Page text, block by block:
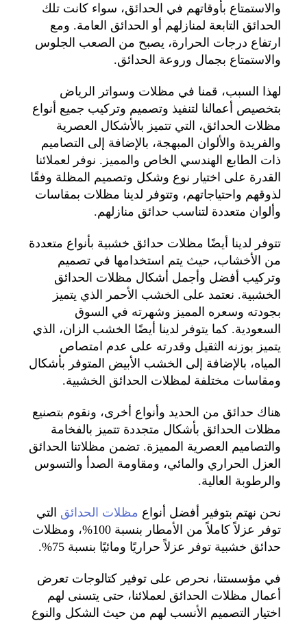
والاستمتاع بأوقاتهم في الحدائق، سواء كانت تلك
الحدائق التابعة لمنازلهم أو الحدائق العامة. ومع
ارتفاع درجات الحرارة، يصبح من الصعب الجلوس
والاستمتاع بجمال وروعة الحدائق.
لهذا السبب، قمنا في مظلات وسواتر الرياض
بتخصيص أعمالنا لتنفيذ وتصميم وتركيب جميع أنواع
مظلات الحدائق، التي تتميز بالأشكال العصرية
والفريدة والألوان المبهجة، بالإضافة إلى التصاميم
ذات الطابع الهندسي الخاص والمميز. نوفر لعملائنا
القدرة على اختيار نوع وشكل وتصميم المظلة وفقًا
لذوقهم واحتياجاتهم، وتتوفر لدينا مظلات بمقاسات
وألوان متعددة لتناسب حدائق منازلهم.
تتوفر لدينا أيضًا مظلات حدائق خشبية بأنواع متعددة
من الأخشاب، حيث يتم استخدامها في تصميم
وتركيب أفضل وأجمل أشكال مظلات الحدائق
الخشبية. نعتمد على الخشب الأحمر الذي يتميز
بجودته وسعره المميز وشهرته في السوق
السعودية. كما يتوفر لدينا أيضًا الخشب الزان، الذي
يتميز بوزنه الثقيل وقدرته على عدم امتصاص
المياه، بالإضافة إلى الخشب الأبيض المتوفر بأشكال
ومقاسات مختلفة لمظلات الحدائق الخشبية.
هناك حدائق من الحديد وأنواع أخرى، ونقوم بتصنيع
مظلات الحدائق بأشكال متجددة تتميز بالفخامة
والتصاميم العصرية المميزة. تضمن مظلاتنا الحدائق
العزل الحراري والمائي، ومقاومة الصدأ والتسوس
والرطوبة العالية.
نحن نهتم بتوفير أفضل أنواع مظلات الحدائق التي
توفر عزلاً كاملاً من الأمطار بنسبة 100%، ومظلات
حدائق خشبية توفر عزلاً حراريًا ومائيًا بنسبة 75%.
في مؤسستنا، نحرص على توفير كتالوجات تعرض
أعمال مظلات الحدائق لعملائنا، حتى يتسنى لهم
اختيار التصميم الأنسب لهم من حيث الشكل والنوع